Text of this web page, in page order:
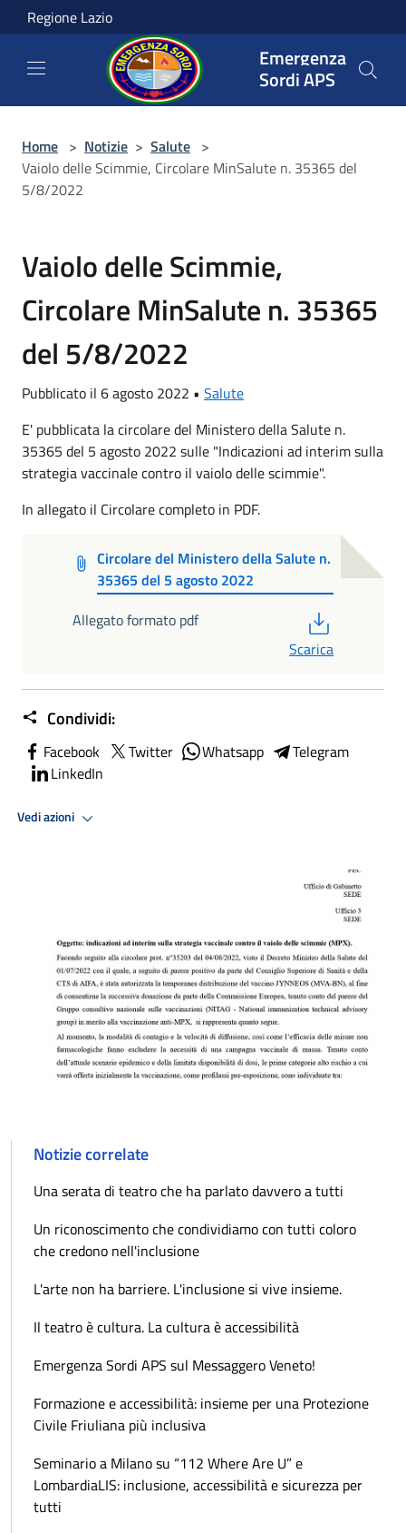
Salta al contenuto principale
Regione Lazio
Emergenza
Sordi APS
Home > Notizie > Salute >
Vaiolo delle Scimmie, Circolare MinSalute n. 35365 del
5/8/2022
Vaiolo delle Scimmie,
Circolare MinSalute n. 35365
del 5/8/2022
Pubblicato il 6 agosto 2022 • Salute
E' pubblicata la circolare del Ministero della Salute n.
35365 del 5 agosto 2022 sulle "Indicazioni ad interim sulla
strategia vaccinale contro il vaiolo delle scimmie".
In allegato il Circolare completo in PDF.
Circolare del Ministero della Salute n.
35365 del 5 agosto 2022
Allegato formato pdf
Scarica
Condividi:
Facebook Twitter Whatsapp
Telegram
LinkedIn
Vedi azioni
Notizie correlate
Una serata di teatro che ha parlato davvero a tutti
Un riconoscimento che condividiamo con tutti coloro
che credono nell'inclusione
L'arte non ha barriere. L'inclusione si vive insieme.
Il teatro è cultura. La cultura è accessibilità
Emergenza Sordi APS sul Messaggero Veneto!
Formazione e accessibilità: insieme per una Protezione
Civile Friuliana più inclusiva
Seminario a Milano su “112 Where Are U” e
LombardiaLIS: inclusione, accessibilità e sicurezza per
tutti